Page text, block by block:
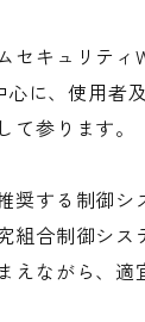
セキュリテ
心に、使用
て参ります。
奨する制御シ
組合制御シ
えながら、適